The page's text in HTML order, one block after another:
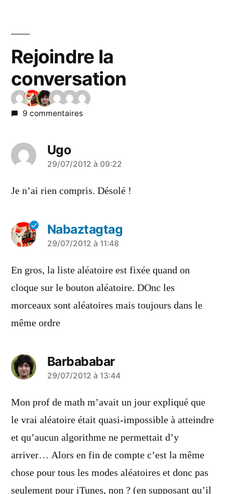
Rejoindre la
conversation
9 commentaires
Ugo
a
dit :
29/07/2012 à 09:22
Je n’ai rien compris. Désolé !
Nabaztagtag
a
dit :
29/07/2012 à 11:48
En gros, la liste aléatoire est fixée quand on
cloque sur le bouton aléatoire. DOnc les
morceaux sont aléatoires mais toujours dans le
même ordre
Barbababar
a
dit :
29/07/2012 à 13:44
Mon prof de math m’avait un jour expliqué que
le vrai aléatoire était quasi-impossible à atteindre
et qu’aucun algorithme ne permettait d’y
arriver… Alors en fin de compte c’est la même
chose pour tous les modes aléatoires et donc pas
seulement pour iTunes, non ? (en supposant qu’il